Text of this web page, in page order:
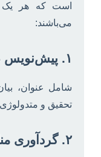
است که هر یک
می‌باشند:
۱. پیش‌نویس طرح تحقیق (پروپوزال)
شامل عنوان،
تحقیق و
۲. گردآوری منابع